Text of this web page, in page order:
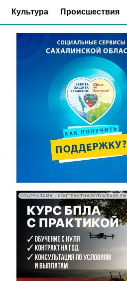
Культура Происшествия
СОЦРЕКЛАМА • КОНТРАКТНАЯСЛУЖБА65.РФ